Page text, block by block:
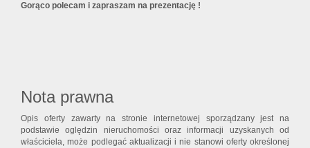
Gorąco polecam i zapraszam na prezentację !
Nota prawna
Opis oferty zawarty na stronie internetowej sporządzany jest na
podstawie oględzin nieruchomości oraz informacji uzyskanych od
właściciela, może podlegać aktualizacji i nie stanowi oferty określonej